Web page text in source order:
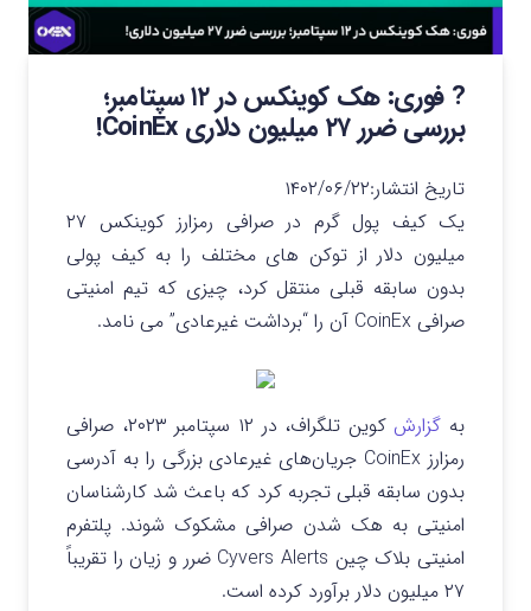
? فوری: هک کوینکس در ۱۲ سپتامبر؛
بررسی ضرر ۲۷ میلیون دلاری CoinEx!
تاریخ انتشار:۱۴۰۲/۰۶/۲۲
یک کیف پول گرم در صرافی رمزارز کوینکس ۲۷
میلیون دلار از توکن های مختلف را به کیف پولی
بدون سابقه قبلی منتقل کرد، چیزی که تیم امنیتی
صرافی CoinEx آن را “برداشت غیرعادی” می نامد.
به گزارش
کوین تلگراف، در ۱۲ سپتامبر ۲۰۲۳، صرافی
رمزارز CoinEx جریان‌های غیرعادی بزرگی را به آدرسی
بدون سابقه قبلی تجربه کرد که باعث شد کارشناسان
امنیتی به هک شدن صرافی مشکوک شوند. پلتفرم
امنیتی بلاک چین Cyvers Alerts ضرر و زیان را تقریباً
۲۷ میلیون دلار برآورد کرده است.